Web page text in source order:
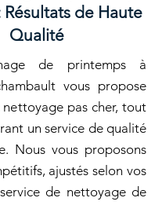
de Haute
Qualité
de printemps à
vous propose
pas cher, tout
un service de qualité
Nous vous proposons
ajustés selon vos
de nettoyage de